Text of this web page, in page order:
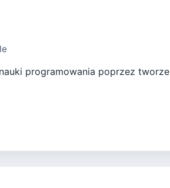
programowania poprzez